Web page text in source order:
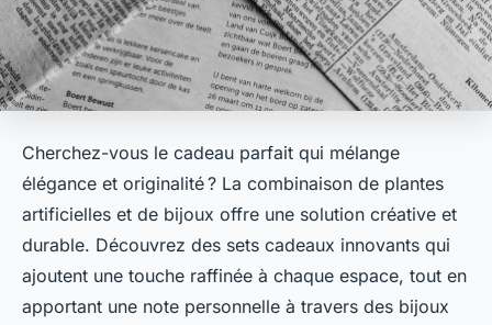
Cherchez-vous le cadeau parfait qui mélange
élégance et originalité ? La combinaison de plantes
artificielles et de bijoux offre une solution créative et
durable. Découvrez des sets cadeaux innovants qui
ajoutent une touche raffinée à chaque espace, tout en
apportant une note personnelle à travers des bijoux